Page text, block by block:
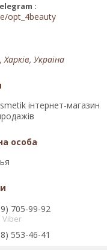
opt_4beauty
Харків, Україна
інтернет-магазин
705-99-92
Viber
553-46-41